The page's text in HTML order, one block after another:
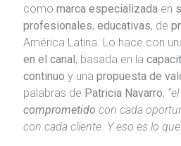
como marca especializadaen
profesionales, educativas, de
América Latina. Lo hace con
en el canal, basada en la
continuo y una propuesta de
palabras de Patricia Navarro, “el
comprometido con cada
con cada cliente. Y eso es lo que